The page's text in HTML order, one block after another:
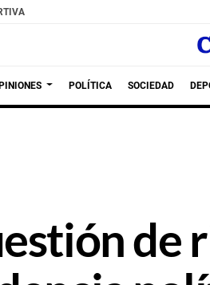
POLÍTICA SOCIEDAD
de